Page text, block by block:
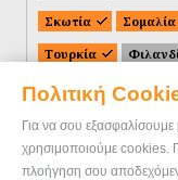
Πολιτική
Για να σου
χρησιμοποιούμε cookies.
πλοήγηση σου
Σκωτία
Σομαλία
Τουρκία